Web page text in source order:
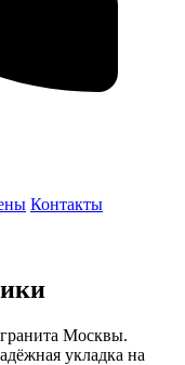
Контакты
Москвы.
укладка на